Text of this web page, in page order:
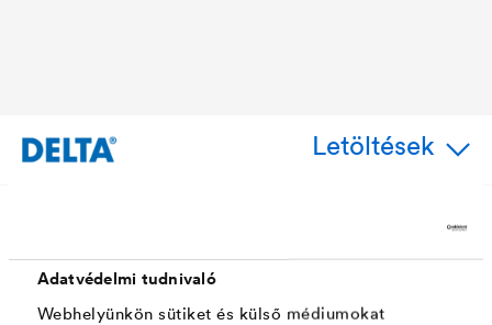
Adatvédelmi tudnivaló
Webhelyünkön sütiket és külső médiumokat
Letöltések
Alkalmazás